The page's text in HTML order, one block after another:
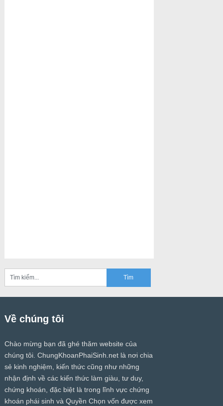
Về chúng tôi
Chào mừng bạn đã ghé thăm website của
chúng tôi. ChungKhoanPhaiSinh.netlà nơi chia
sẻ kinh nghiệm, kiến thức cũng như những
nhận định về các kiến thức làm giàu, tư duy,
chứng khoán, đặc biệt là trong lĩnh vực chứng
khoán phái sinh và Quyền Chọn vốn được xem